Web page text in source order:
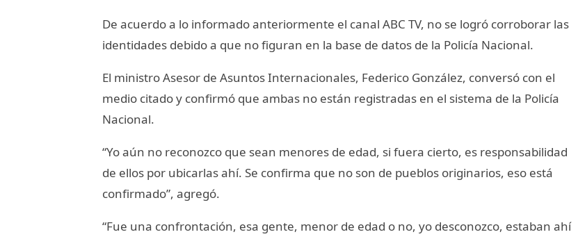
De acuerdo a lo informado anteriormente el canal ABC TV, no se logró corroborar las
identidades debido a que no figuran en la base de datos de la Policía Nacional.
El ministro Asesor de Asuntos Internacionales, Federico González, conversó con el
medio citado y confirmó que ambas no están registradas en el sistema de la Policía
Nacional.
“Yo aún no reconozco que sean menores de edad, si fuera cierto, es responsabilidad
de ellos por ubicarlas ahí. Se confirma que no son de pueblos originarios, eso está
confirmado”, agregó.
“Fue una confrontación, esa gente, menor de edad o no, yo desconozco, estaban ahí